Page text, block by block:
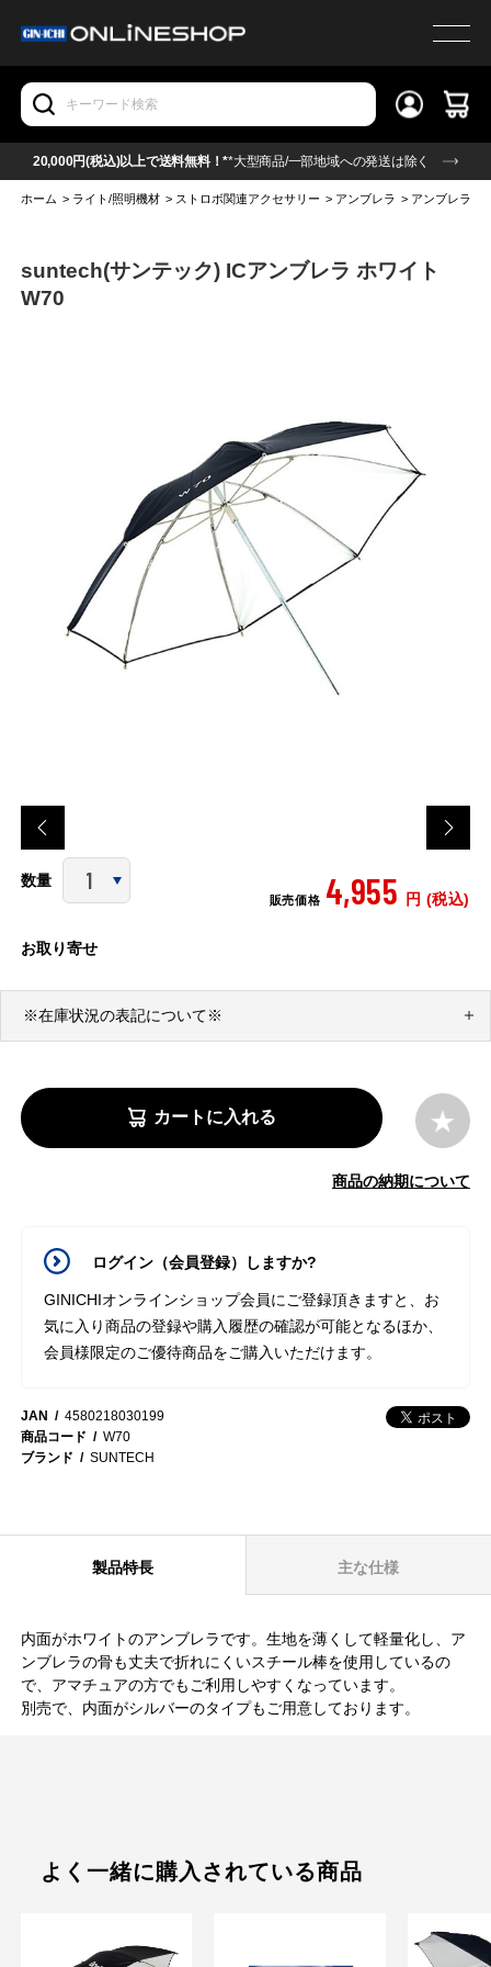
20,000円(税込)以上で送料無料！**大型商品/一部地域への発送は除く
ホーム > ライト/照明機材 > ストロボ関連アクセサリー > アンブレラ > アンブレラ(ホ
suntech(サンテック) ICアンブレラ ホワイト
W70
数量
販売価格 4,955 円 (税込)
お取り寄せ
※在庫状況の表記について※
カートに入れる
商品の納期について
ログイン（会員登録）しますか?
GINICHIオンラインショップ会員にご登録頂きますと、お
気に入り商品の登録や購入履歴の確認が可能となるほか、
会員様限定のご優待商品をご購入いただけます。
JAN
4580218030199
商品コード
W70
ブランド
SUNTECH
製品特長 主な仕様
内面がホワイトのアンブレラです。生地を薄くして軽量化し、ア
ンブレラの骨も丈夫で折れにくいスチール棒を使用しているの
で、アマチュアの方でもご利用しやすくなっています。
別売で、内面がシルバーのタイプもご用意しております。
よく一緒に購入されている商品